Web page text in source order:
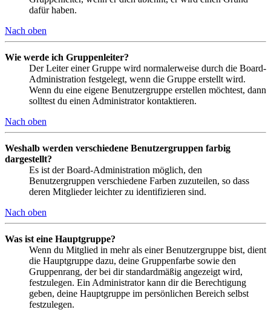
dafür haben.
Nach oben
Wie werde ich Gruppenleiter?
Der Leiter einer Gruppe wird normalerweise durch die Board-
Administration festgelegt, wenn die Gruppe erstellt wird.
Wenn du eine eigene Benutzergruppe erstellen möchtest, dann
solltest du einen Administrator kontaktieren.
Nach oben
Weshalb werden verschiedene Benutzergruppen farbig
dargestellt?
Es ist der Board-Administration möglich, den
Benutzergruppen verschiedene Farben zuzuteilen, so dass
deren Mitglieder leichter zu identifizieren sind.
Nach oben
Was ist eine Hauptgruppe?
Wenn du Mitglied in mehr als einer Benutzergruppe bist, dient
die Hauptgruppe dazu, deine Gruppenfarbe sowie den
Gruppenrang, der bei dir standardmäßig angezeigt wird,
festzulegen. Ein Administrator kann dir die Berechtigung
geben, deine Hauptgruppe im persönlichen Bereich selbst
festzulegen.